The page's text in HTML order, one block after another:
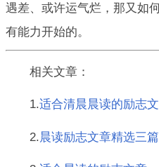
遇差、或许运气烂，那又如
有能力开始的。
相关文章：
1.适合清晨晨读的励志
2.晨读励志文章精选三篇